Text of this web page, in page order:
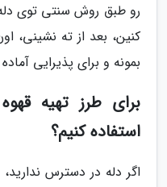
رو طبق روش سنتی توی
کنین، بعد از ته نشینی،
بمونه و برای پذیرایی
برای طرز تهیه
استفاده کنیم؟
اگر دله در دسترس